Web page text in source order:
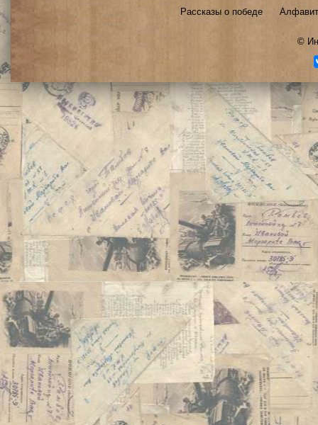
Рассказы о победе
©